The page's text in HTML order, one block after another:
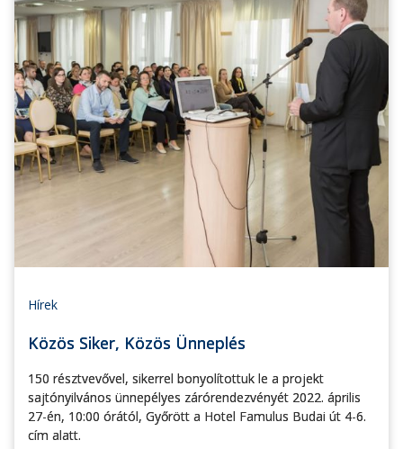
Hírek
Közös Siker, Közös Ünneplés
150 résztvevővel, sikerrel bonyolítottuk le a projekt
sajtónyilvános ünnepélyes zárórendezvényét 2022. április
27-én, 10:00 órától, Győrött a Hotel Famulus Budai út 4-6.
cím alatt.